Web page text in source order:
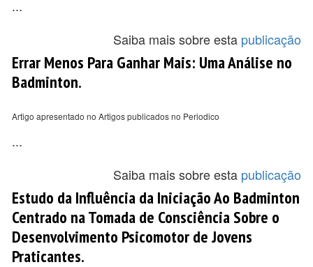
...
Saiba mais sobre esta publicação
Errar Menos Para Ganhar Mais: Uma Análise no
Badminton.
Artigo apresentado no Artigos publicados no Periodico
...
Saiba mais sobre esta publicação
Estudo da Influência da Iniciação Ao Badminton
Centrado na Tomada de Consciência Sobre o
Desenvolvimento Psicomotor de Jovens
Praticantes.